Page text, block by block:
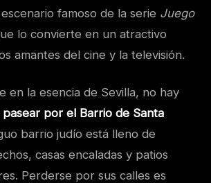
famoso de la serie Juego
lo convierte en un atractivo
amantes del cine y la televisión.
en la esencia de Sevilla, no hay
pasear por el Barrio de Santa
barrio judío está lleno de
casas encaladas y patios
Perderse por sus calles es